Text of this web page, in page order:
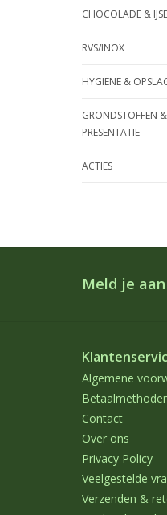
CHOCOLADE &
RVS/INOX
HYGIËNE &
GRONDSTOFFEN &
PRESENTATIE
ACTIES
Meld je
Algemene
Contact
Over ons
Privacy Policy
Veelgestelde
Verzenden &